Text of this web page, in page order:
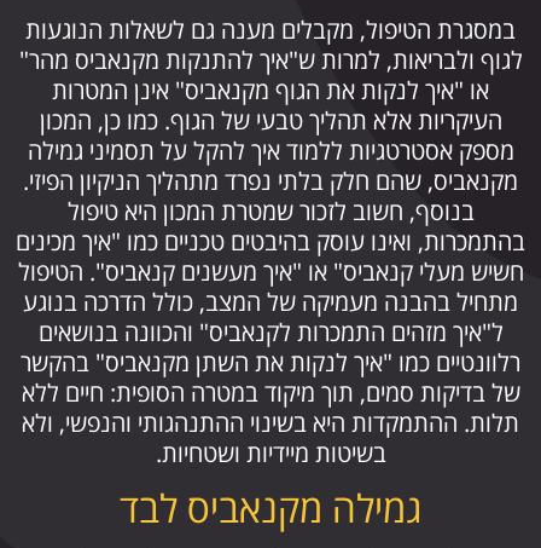
במסגרת הטיפול, מקבלים מענה גם לשאלות הנוגעות
לגוף ולבריאות, למרות ש"איך להתנקות מקנאביס מהר"
או "איך לנקות את הגוף מקנאביס" אינן המטרות
העיקריות אלא תהליך טבעי של הגוף. כמו כן, המכון
מספק אסטרטגיות ללמוד איך להקל על תסמיני גמילה
מקנאביס, שהם חלק בלתי נפרד מתהליך הניקיון הפיזי.
בנוסף, חשוב לזכור שמטרת המכון היא טיפול
בהתמכרות, ואינו עוסק בהיבטים טכניים כמו "איך מכינים
חשיש מעלי קנאביס" או "איך מעשנים קנאביס". הטיפול
מתחיל בהבנה מעמיקה של המצב, כולל הדרכה בנוגע
ל"איך מזהים התמכרות לקנאביס" והכוונה בנושאים
רלוונטיים כמו "איך לנקות את השתן מקנאביס" בהקשר
של בדיקות סמים, תוך מיקוד במטרה הסופית: חיים ללא
תלות. ההתמקדות היא בשינוי ההתנהגותי והנפשי, ולא
בשיטות מיידיות ושטחיות.
גמילה מקנאביס לבד